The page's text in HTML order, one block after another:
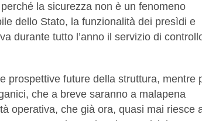
la sicurezza non è un fenomeno
dello Stato, la funzionalità dei presìdi e
durante tutto l’anno il servizio di
prospettive future della struttura, mentre
che a breve saranno a malapena
operativa, che già ora, quasi mai riesce